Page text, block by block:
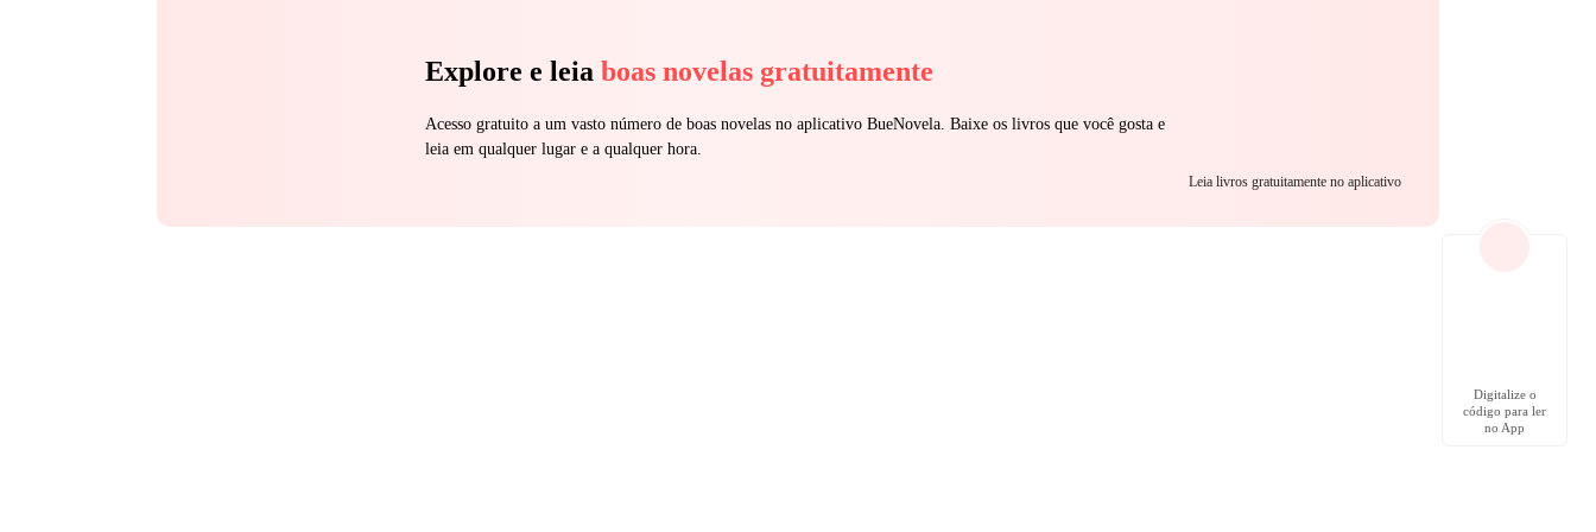
Explore e leia boas novelas gratuitamente
Acesso gratuito a um vasto número de boas novelas no aplicativo BueNovela. Baixe os livros que você gosta e
leia em qualquer lugar e a qualquer hora.
Leia livros gratuitamente no aplicativo
Digitalize o
código para ler
no App